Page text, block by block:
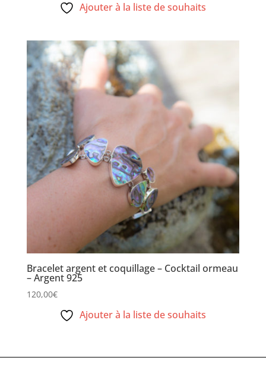
Ajouter à la liste de souhaits
Bracelet argent et coquillage – Cocktail ormeau
– Argent 925
120,00€
Ajouter à la liste de souhaits